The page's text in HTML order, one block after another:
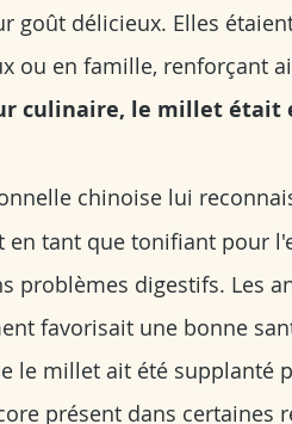
goût délicieux. Elles
ou en famille, renforçant
culinaire, le millet était
chinoise lui
en tant que tonifiant pour
problèmes digestifs. Les
favorisait une bonne
le millet ait été supplanté
présent dans certaines